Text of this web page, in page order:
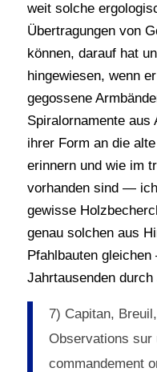
weit solche
Übertragungen von
können, darauf hat
hingewiesen, wenn
gegossene
Spiralornamente aus
ihrer Form an die
erinnern und wie im
vorhanden sind —
gewisse
genau solchen aus
Pfahlbauten
Jahrtausenden
7) Capitan,
Observations sur
commandement